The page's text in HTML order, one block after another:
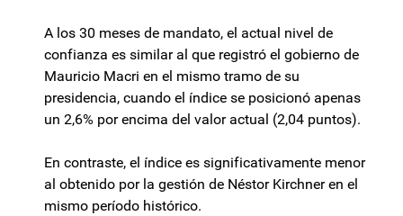
A los 30 meses de mandato, el actual nivel de
confianza es similar al que registró el gobierno de
Mauricio Macri en el mismo tramo de su
presidencia, cuando el índice se posicionó apenas
un 2,6% por encima del valor actual (2,04 puntos).
En contraste, el índice es significativamente menor
al obtenido por la gestión de Néstor Kirchner en el
mismo período histórico.